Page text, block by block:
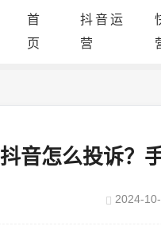
首
页
抖音运
营
抖音怎么投诉？
2024-